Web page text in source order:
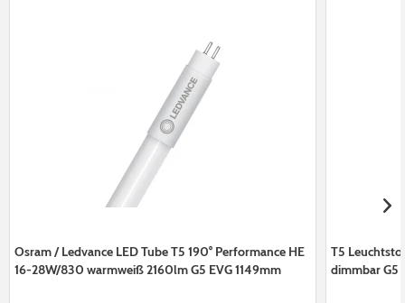
Osram / Ledvance LED Tube T5 190° Performance HE
16-28W/830 warmweiß 2160lm G5 EVG 1149mm
T5
dimmbar G5